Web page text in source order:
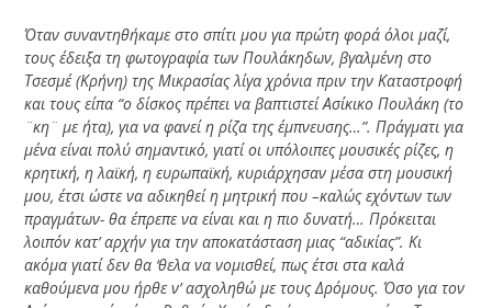
Όταν συναντηθήκαμε στο σπίτι μου για πρώτη φορά όλοι μαζί,
τους έδειξα τη φωτογραφία των Πουλάκηδων, βγαλμένη στο
Τσεσμέ (Κρήνη) της Μικρασίας λίγα χρόνια πριν την Καταστροφή
και τους είπα “ο δίσκος πρέπει να βαπτιστεί Ασίκικο Πουλάκη (το
¨κη¨ με ήτα), για να φανεί η ρίζα της έμπνευσης…”. Πράγματι για
μένα είναι πολύ σημαντικό, γιατί οι υπόλοιπες μουσικές ρίζες, η
κρητική, η λαϊκή, η ευρωπαϊκή, κυριάρχησαν μέσα στη μουσική
μου, έτσι ώστε να αδικηθεί η μητρική που –καλώς εχόντων των
πραγμάτων- θα έπρεπε να είναι και η πιο δυνατή… Πρόκειται
λοιπόν κατ’ αρχήν για την αποκατάσταση μιας “αδικίας”. Κι
ακόμα γιατί δεν θα ‘θελα να νομισθεί, πως έτσι στα καλά
καθούμενα μου ήρθε ν’ ασχοληθώ με τους Δρόμους. Όσο για τον